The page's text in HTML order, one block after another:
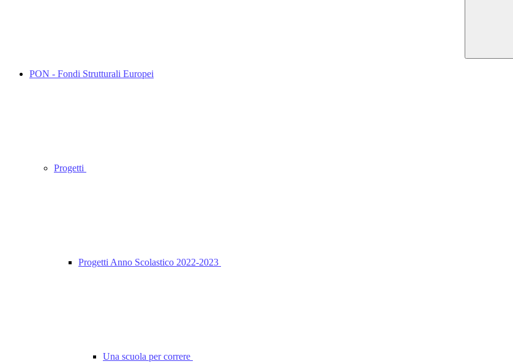
PON - Fondi Strutturali Europei
Progetti
Progetti Anno Scolastico 2022-2023
Una scuola per correre